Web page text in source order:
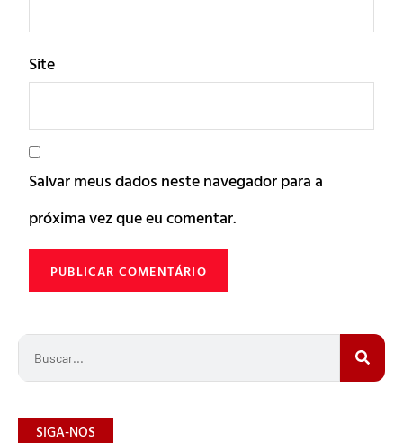
Site
Salvar meus dados neste navegador para a
próxima vez que eu comentar.
SIGA-NOS